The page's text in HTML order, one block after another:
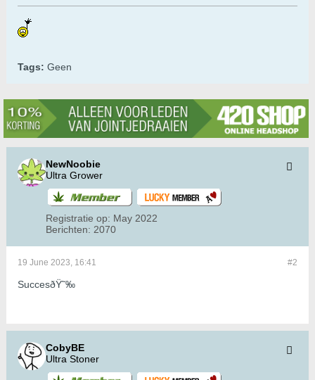
Tags: Geen
NewNoobie
Ultra Grower
Registratie op: May 2022
Berichten: 2070
#2
19 June 2023, 16:41
SuccesðŸ˜‰
CobyBE
Ultra Stoner